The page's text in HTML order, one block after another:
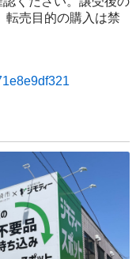
転売⽬的の購⼊は禁